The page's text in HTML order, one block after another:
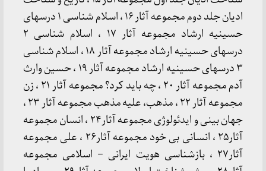
ادیان جلد دوم مجموعه آثار ۱۶ ، اسلام شناسی ۱ درسهای
حسینیه ارشاد مجموعه آثار ۱۷ ، اسلام شناسی ۲
درسهای حسینیه ارشاد مجموعه آثار ۱۸ ، اسلام شناسی
۳ درسهای حسینیه ارشاد مجموعه آثار ۱۹ ، حسین وارث
آدم مجموعه آثار ۲۰ ، چه باید کرد؟ مجموعه آثار ۲۱ ، زن
مجموعه آثار ۲۲ ، مذهب، علیه مذهب مجموعه آثار ۲۳ ،
جهان بینی و ایدئولوژی مجموعه آثار۲۴ ، انسان مجموعه
آثار۲۵ ، انسانی بی خود مجموعه آثار۲۶ ، علی مجموعه
آثار۲۷ ، بازشناسی هویت ایرانی – اسلامی مجموعه